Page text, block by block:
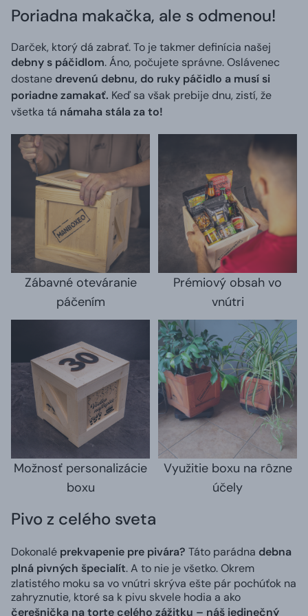
Poriadna makačka, ale s odmenou!
Darček, ktorý dá zabrať. To je takmer definícia našej
debny s páčidlom. Áno, počujete správne. Oslávenec
dostane drevenú debnu, do ruky páčidlo a musí si
poriadne zamakať. Keď sa však prebije dnu, zistí, že
všetka tá námaha stála za to!
Zábavné oteváranie
páčením
Prémiový obsah vo
vnútri
Možnosť personalizácie
boxu
Využitie boxu na rôzne
účely
Pivo z celého sveta
Dokonalé prekvapenie pre pivára? Táto parádna debna
plná pivných špecialít. A to nie je všetko. Okrem
zlatistého moku sa vo vnútri skrýva ešte pár pochúťok na
zahryznutie, ktoré sa k pivu skvele hodia a ako
čerešnička na torte celého zážitku – náš jedinečný